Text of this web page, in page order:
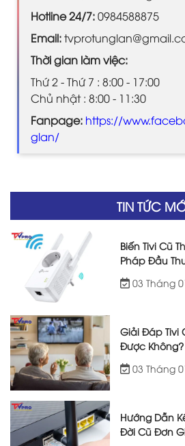
Hotline 24/7:0984588875
Email:
Thời gian làm việc:
Thứ 2 - Thứ 7 : 8:00 - 17:00
Chủ nhật : 8:00 - 11:30
Fanpage: https://
glan/
TIN TỨC
Biến Tivi Cũ
Pháp Đầu
Hiệu Quả
03 Tháng
Giải Đáp Tivi
Được Không?
03 Tháng
Hướng Dẫn
Đời Cũ Đơn